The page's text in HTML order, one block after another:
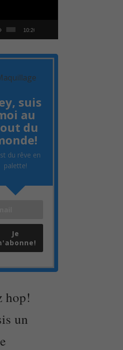
10:26
suis
au
du
du rêve en
palette!
Je
hop!
un